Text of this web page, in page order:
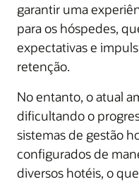
garantir uma
para os hóspedes,
expectativas e
retenção.
No entanto, o atual
dificultando o
sistemas de gestão
configurados de
diversos hotéis, o